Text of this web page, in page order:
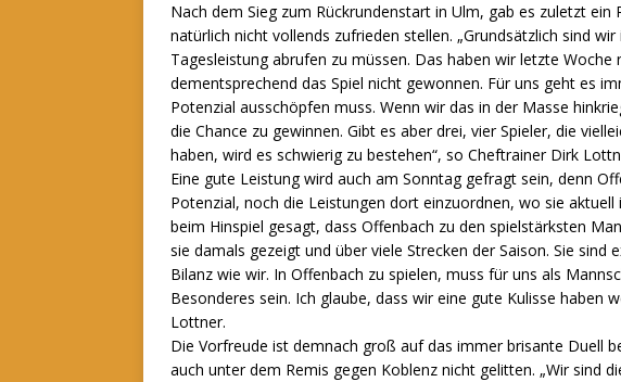
Nach dem Sieg zum Rückrundenstart in Ulm, gab es zuletzt ein
natürlich nicht vollends zufrieden stellen. „Grundsätzlich sind
Tagesleistung abrufen zu müssen. Das haben wir letzte
dementsprechend das Spiel nicht gewonnen. Für uns geht es
Potenzial ausschöpfen muss. Wenn wir das in der Masse
die Chance zu gewinnen. Gibt es aber drei, vier Spieler, die
haben, wird es schwierig zu bestehen“, so Cheftrainer Dirk
Eine gute Leistung wird auch am Sonntag gefragt sein, denn
Potenzial, noch die Leistungen dort einzuordnen, wo sie aktuell
beim Hinspiel gesagt, dass Offenbach zu den spielstärksten
sie damals gezeigt und über viele Strecken der Saison. Sie sind
Bilanz wie wir. In Offenbach zu spielen, muss für uns als
Besonderes sein. Ich glaube, dass wir eine gute Kulisse haben
Lottner.
Die Vorfreude ist demnach groß auf das immer brisante Duell
auch unter dem Remis gegen Koblenz nicht gelitten. „Wir sind